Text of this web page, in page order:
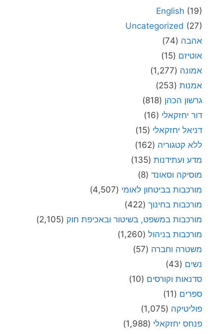
English (19)
Uncategorized (27)
אהבה (74)
אוטיזם (15)
אמונה (1,277)
אמנות (253)
גרשון הכהן (818)
דור יחזקאלי (16)
דניאל יחזקאלי (15)
ללא קטגוריה (162)
מדע ועתידנות (135)
מוסיקה וסאונד (8)
מורכבות בביטחון לאומי (4,507)
מורכבות בחינוך (422)
מורכבות במשפט, בשיטור ובאכיפת חוק (2,105)
מורכבות בניהול (1,260)
משטרה וחברה (57)
נשים (43)
סדנאות וקורסים (10)
ספרים (11)
פוליטיקה (1,075)
פנחס יחזקאלי (1,988)